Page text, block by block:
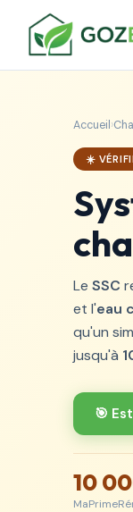
Accueil ›
☀️
Le SSC
et l'eau
qu'un
jusqu'à
🎯
10